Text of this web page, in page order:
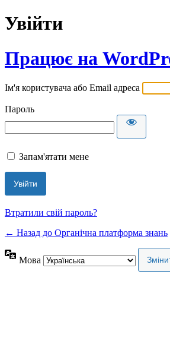
Увійти
Працює на
Ім'я користувача або Email адреса
Пароль
Запам'ятати мене
Втратили свій пароль?
← Назад до Органічна платформа знань
Мова